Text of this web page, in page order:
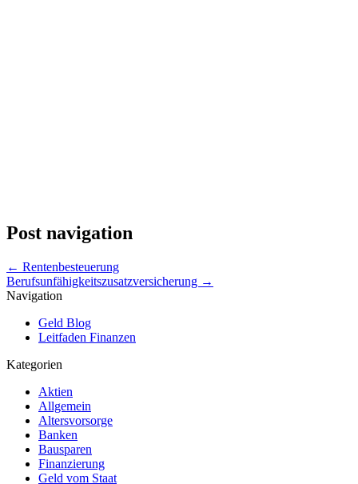
Post navigation
← Rentenbesteuerung
Berufsunfähigkeitszusatzversicherung →
Navigation
Geld Blog
Leitfaden Finanzen
Kategorien
Aktien
Allgemein
Altersvorsorge
Banken
Bausparen
Finanzierung
Geld vom Staat